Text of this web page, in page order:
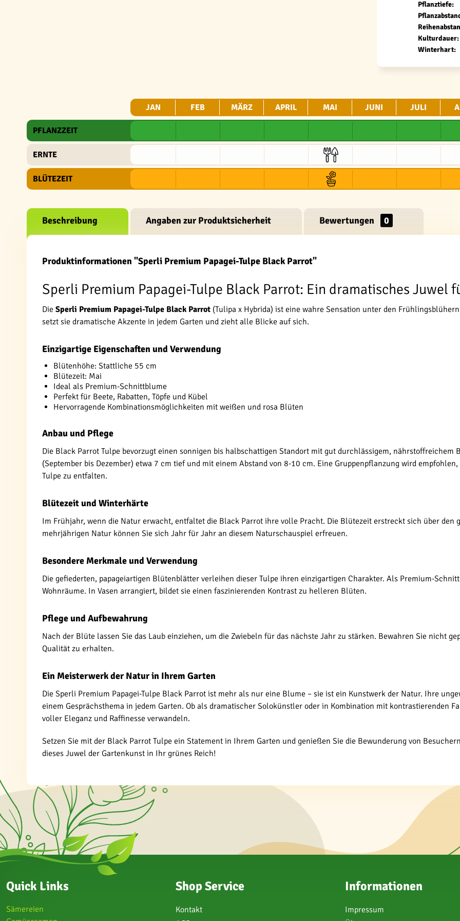
Pflanztiefe:
Kulturdauer:
Winterhart:
JAN FEB MÄRZ APRIL MAI JUNI JULI
PFLANZZEIT
ERNTE
BLÜTEZEIT
Beschreibung Angaben zur Produktsicherheit Bewertungen 0
Produktinformationen "Sperli Premium Papagei-Tulpe Black Parrot"
Sperli Premium Papagei-Tulpe Black Parrot: Ein dramatisches Juwel
Die Sperli Premium Papagei-Tulpe Black Parrot (Tulipa x Hybrida) ist eine wahre Sensation unter den
setzt sie dramatische Akzente in jedem Garten und zieht alle Blicke auf sich.
Einzigartige Eigenschaften und Verwendung
Blütenhöhe: Stattliche 55 cm
Blütezeit: Mai
Ideal als Premium-Schnittblume
Perfekt für Beete, Rabatten, Töpfe und Kübel
Hervorragende Kombinationsmöglichkeiten mit weißen und rosa Blüten
Anbau und Pflege
Die Black Parrot Tulpe bevorzugt einen sonnigen bis halbschattigen Standort mit gut durchlässigem, nährstoffreichem
(September bis Dezember) etwa 7 cm tief und mit einem Abstand von 8-10 cm. Eine Gruppenpflanzung wird
Tulpe zu entfalten.
Blütezeit und Winterhärte
Im Frühjahr, wenn die Natur erwacht, entfaltet die Black Parrot ihre volle Pracht. Die Blütezeit erstreckt sich über den
mehrjährigen Natur können Sie sich Jahr für Jahr an diesem Naturschauspiel erfreuen.
Besondere Merkmale und Verwendung
Die gefiederten, papageiartigen Blütenblätter verleihen dieser Tulpe ihren einzigartigen Charakter. Als Premium-
Wohnräume. In Vasen arrangiert, bildet sie einen faszinierenden Kontrast zu helleren Blüten.
Pflege und Aufbewahrung
Nach der Blüte lassen Sie das Laub einziehen, um die Zwiebeln für das nächste Jahr zu stärken. Bewahren Sie nicht
Qualität zu erhalten.
Ein Meisterwerk der Natur in Ihrem Garten
Die Sperli Premium Papagei-Tulpe Black Parrot ist mehr als nur eine Blume – sie ist ein Kunstwerk der Natur. Ihre
einem Gesprächsthema in jedem Garten. Ob als dramatischer Solokünstler oder in Kombination mit kontrastierenden
voller Eleganz und Raffinesse verwandeln.
Setzen Sie mit der Black Parrot Tulpe ein Statement in Ihrem Garten und genießen Sie die Bewunderung von
dieses Juwel der Gartenkunst in Ihr grünes Reich!
Quick Links
Sämereien
Shop Service
Kontakt
Informationen
Impressum